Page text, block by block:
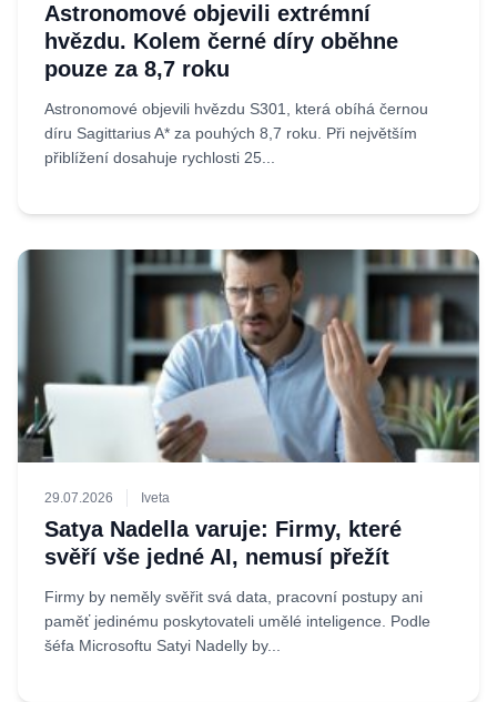
Astronomové objevili extrémní
hvězdu. Kolem černé díry oběhne
pouze za 8,7 roku
Astronomové objevili hvězdu S301, která obíhá černou
díru Sagittarius A* za pouhých 8,7 roku. Při největším
přiblížení dosahuje rychlosti 25...
29.07.2026 Iveta
Satya Nadella varuje: Firmy, které
svěří vše jedné AI, nemusí přežít
Firmy by neměly svěřit svá data, pracovní postupy ani
paměť jedinému poskytovateli umělé inteligence. Podle
šéfa Microsoftu Satyi Nadelly by...